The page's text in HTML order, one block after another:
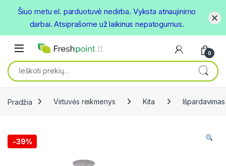
Open
0
Ieškoti:
Pradžia Virtuvės reikmenys Kita Išpardavimas
-39%
Šiuo metu el. parduotuvė nedirba. Vyksta atnaujinimo
darbai. Atsiprašome už laikinus nepatogumus.